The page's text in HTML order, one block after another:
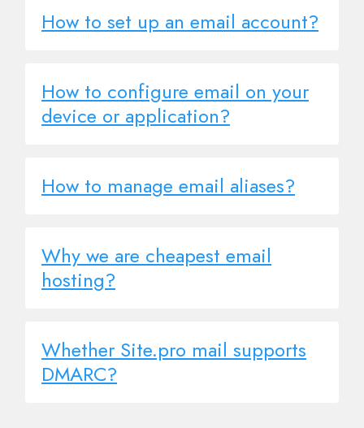
How to set up an email account?
How to configure email on your
device or application?
How to manage email aliases?
Why we are cheapest email
hosting?
Whether Site.pro mail supports
DMARC?